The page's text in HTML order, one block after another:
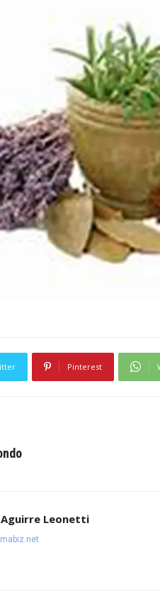
Pinterest
Aguirre Leonetti